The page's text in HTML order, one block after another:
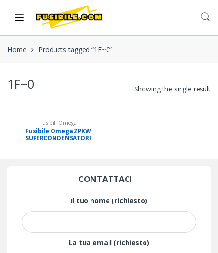
Home Products tagged “1F~0”
1F~0 Showing the single result
Fusibili Omega
Fusibile Omega ZPKW
SUPERCONDENSATORI
CONTATTACI
Il tuo nome (richiesto)
La tua email (richiesto)